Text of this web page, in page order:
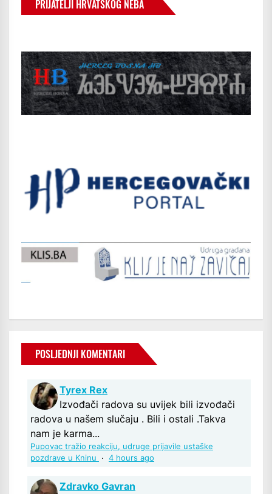
PRIJATELJI HRVATSKOG NEBA
POSLJEDNJI KOMENTARI
Tyrex Rex
Izvođači radova su uvijek bili izvođači
radova u našem slučaju . Bili i ostali .Takva
nam je karma...
Pupovac tražio reakciju, udruge prijavile ustaške
pozdrave u Kninu
· 4 hours ago
Zdravko Gavran